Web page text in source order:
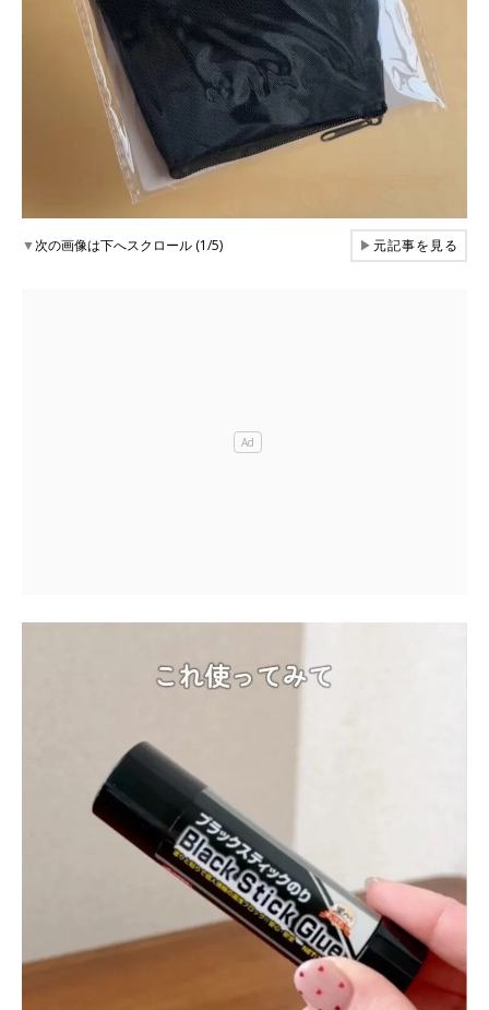
▼次の画像は下へスクロール (1/5) ▶元記事を見る